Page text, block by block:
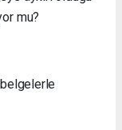
mu?
belgelerle